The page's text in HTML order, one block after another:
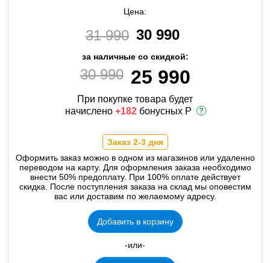
Цена:
31 990 30 990
за наличные со скидкой:
30 990 25 990
При покупке товара будет
начислено +182 бонусных Р
Заказ 2-3 дня
Оформить заказ можно в одном из магазинов или удаленно
переводом на карту. Для оформления заказа необходимо
внести 50% предоплату. При 100% оплате действует
скидка. После поступления заказа на склад мы оповестим
вас или доставим по желаемому адресу.
Добавить в корзину
-или-